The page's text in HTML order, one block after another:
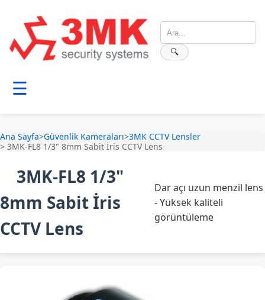
🔍
☰
Ana Sayfa>Güvenlik Kameraları>3MK CCTV Lensler
> 3MK-FL8 1/3" 8mm Sabit İris CCTV Lens
3MK-FL8 1/3"
8mm Sabit İris
CCTV Lens
Dar açı uzun menzil lens
- Yüksek kaliteli
görüntüleme